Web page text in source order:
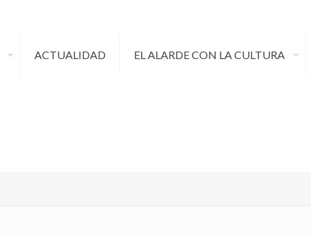
ACTUALIDAD EL ALARDE CON LA CULTURA